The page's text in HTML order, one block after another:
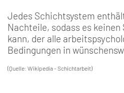
Jedes Schichtsystem
Nachteile, sodass es
kann, der alle
Bedingungen in
(Quelle: Wikipedia - Schichtarbeit)